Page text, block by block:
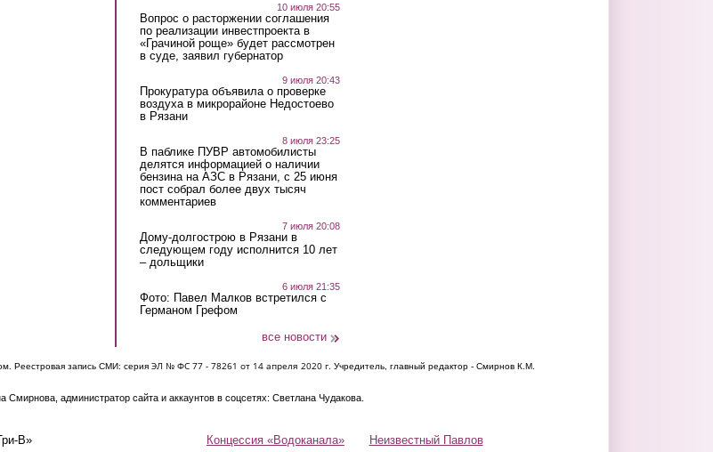
10 июля 20:55
Вопрос о расторжении соглашения
по реализации инвестпроекта в
«Грачиной роще» будет рассмотрен
в суде, заявил губернатор
9 июля 20:43
Прокуратура объявила о проверке
воздуха в микрорайоне Недостоево
в Рязани
8 июля 23:25
В паблике ПУВР автомобилисты
делятся информацией о наличии
бензина на АЗС в Рязани, с 25 июня
пост собрал более двух тысяч
комментариев
7 июля 20:08
Дому-долгострою в Рязани в
следующем году исполнится 10 лет
– дольщики
6 июля 21:35
Фото: Павел Малков встретился с
Германом Грефом
все новости
Реестровая запись СМИ: серия ЭЛ № ФС 77 - 78261 от 14 апреля 2020 г. Учредитель, главный редактор - Смирнов К.М.
администратор сайта и аккаунтов в соцсетях: Светлана Чудакова.
Концессия «Водоканала» Неизвестный Павлов
В»